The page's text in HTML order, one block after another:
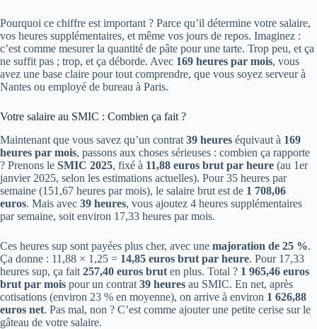
Pourquoi ce chiffre est important ? Parce qu’il détermine votre salaire,
vos heures supplémentaires, et même vos jours de repos. Imaginez :
c’est comme mesurer la quantité de pâte pour une tarte. Trop peu, et ça
ne suffit pas ; trop, et ça déborde. Avec 169 heures par mois, vous
avez une base claire pour tout comprendre, que vous soyez serveur à
Nantes ou employé de bureau à Paris.
Votre salaire au SMIC : Combien ça fait ?
Maintenant que vous savez qu’un contrat 39 heures équivaut à 169
heures par mois, passons aux choses sérieuses : combien ça rapporte
? Prenons le SMIC 2025, fixé à 11,88 euros brut par heure (au 1er
janvier 2025, selon les estimations actuelles). Pour 35 heures par
semaine (151,67 heures par mois), le salaire brut est de 1 708,06
euros. Mais avec 39 heures, vous ajoutez 4 heures supplémentaires
par semaine, soit environ 17,33 heures par mois.
Ces heures sup sont payées plus cher, avec une majoration de 25 %.
Ça donne : 11,88 × 1,25 = 14,85 euros brut par heure. Pour 17,33
heures sup, ça fait 257,40 euros brut en plus. Total ? 1 965,46 euros
brut par mois pour un contrat 39 heures au SMIC. En net, après
cotisations (environ 23 % en moyenne), on arrive à environ 1 626,88
euros net. Pas mal, non ? C’est comme ajouter une petite cerise sur le
gâteau de votre salaire.